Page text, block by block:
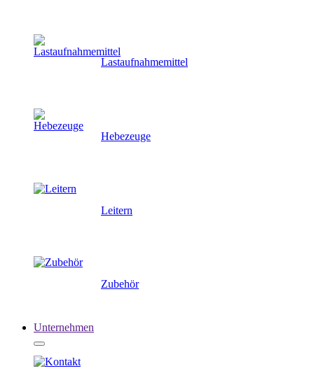
Lastaufnahmemittel
Hebezeuge
Leitern
Zubehör
Unternehmen